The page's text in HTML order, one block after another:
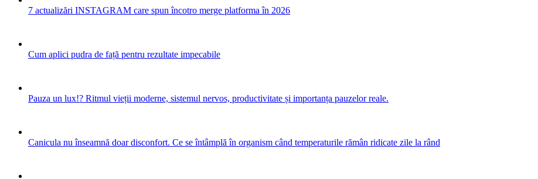
7 actualizări INSTAGRAM care spun încotro merge platforma în 2026
Cum aplici pudra de față pentru rezultate impecabile
Pauza un lux!? Ritmul vieții moderne, sistemul nervos, productivitate și importanța pauzelor reale.
Canicula nu înseamnă doar disconfort. Ce se întâmplă în organism când temperaturile rămân ridicate zile la rând